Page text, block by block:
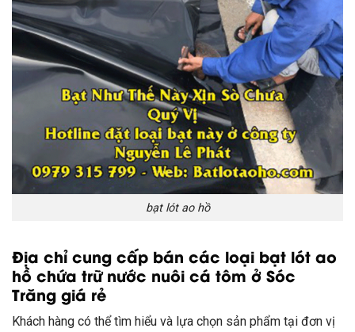
bạt lót ao hồ
Địa chỉ cung cấp bán các loại bạt lót ao
hồ chứa trữ nước nuôi cá tôm ở Sóc
Trăng giá rẻ
Khách hàng có thể tìm hiểu và lựa chọn sản phẩm tại đơn vị